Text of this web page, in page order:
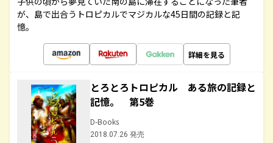
が、島で出合うトロピカルでマジカルな45日間の記録と記
憶。
詳細を見る
とろとろトロピカル ある旅の記録と
記憶。 第5巻
D-Books
2018.07.26 発売